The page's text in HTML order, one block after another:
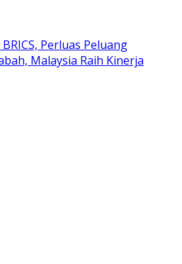
Perluas Peluang
Malaysia Raih Kinerja